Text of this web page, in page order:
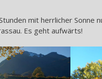
mit herrlicher Sonne
Es geht aufwärts!